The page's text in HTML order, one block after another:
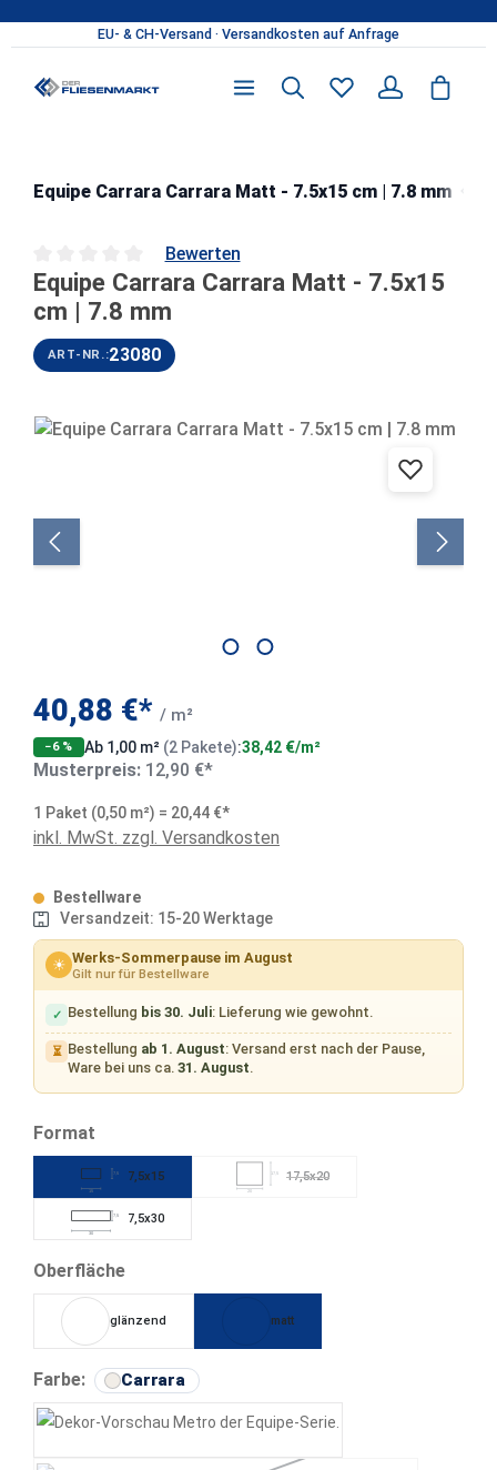
Zum Hauptinhalt springen
Equipe Carrara Carrara Matt - 7.5x15 cm | 7.8 mm
Durchschnittliche Bewertung von 0 von 5 Sternen
Bewerten
Equipe Carrara Carrara Matt - 7.5x15
cm | 7.8 mm
ART-NR.:23080
Bildergalerie überspringen
40,88 €* / m²
−6 % Ab 1,00 m² (2 Pakete):38,42 €/m²
Musterpreis: 12,90 €*
1 Paket (0,50 m²) = 20,44 €*
inkl. MwSt. zzgl. Versandkosten
Bestellware
Versandzeit: 15-20 Werktage
☀ Werks-Sommerpause im August
Gilt nur für Bestellware
✓ Bestellung bis 30. Juli: Lieferung wie gewohnt.
⏳ Bestellung ab 1. August: Versand erst nach der Pause,
Ware bei uns ca.31. August.
Format
15
7,5 7,5x15
20
17,5x20
30
7,5 7,5x30
Oberflächeauswählen
glänzend matt
Farbe: Carrara auswählen